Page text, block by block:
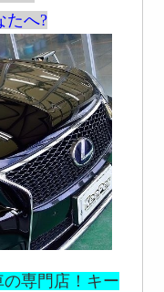
たへ?
専門店！ キー